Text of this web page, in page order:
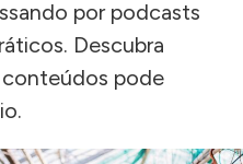
por podcasts
Descubra
pode